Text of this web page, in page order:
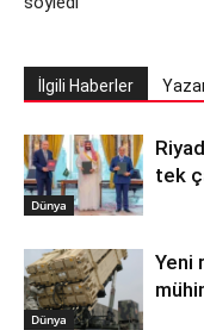
İlgili Haberler
Dünya
tek
Dünya
Yeni